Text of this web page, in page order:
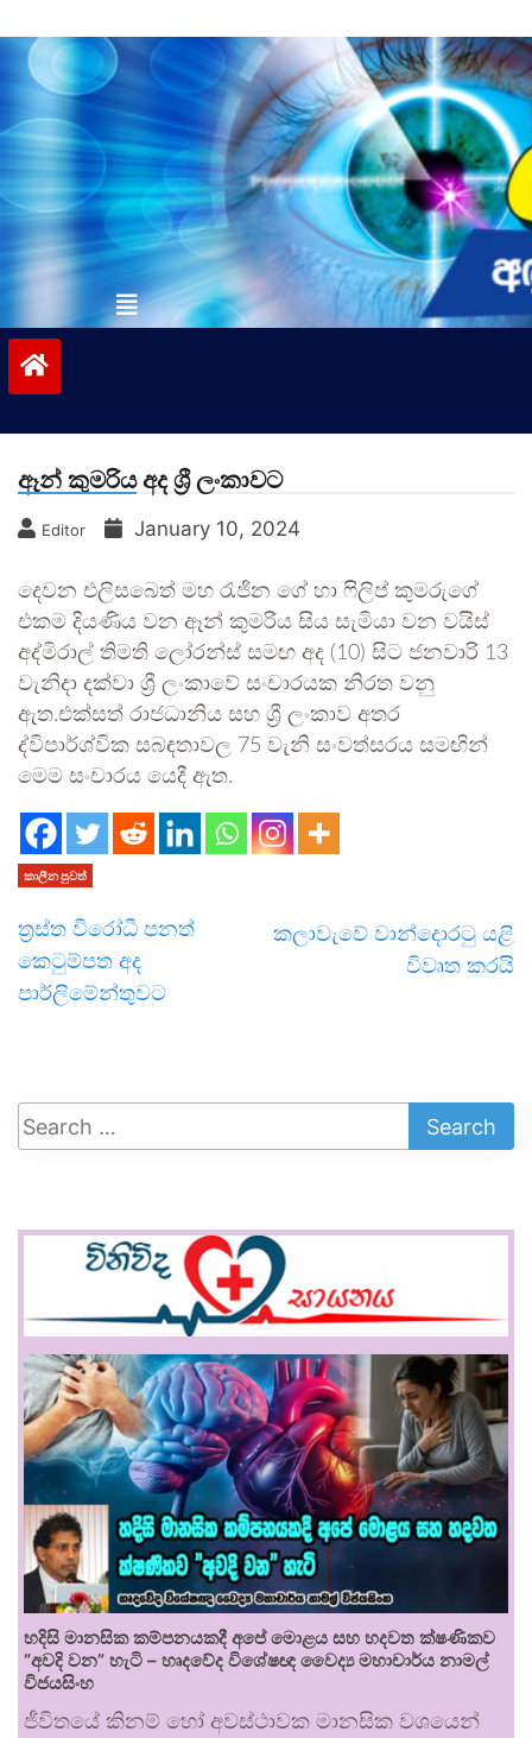
to
contentvinivida.lk
ඈන් කුමරිය අද ශ්‍රී ලංකාවට
Editor January 10, 2024
දෙවන එලිසබෙත් මහ රැජින ගේ හා ෆිලිප් කුමරුගේ
එකම දියණිය වන ඈන් කුමරිය සිය සැමියා වන වයිස්
අද්මිරාල් තිමති ලෝරන්ස් සමඟ අද (10) සිට ජනවාරි 13
වැනිදා දක්වා ශ්‍රී ලංකාවේ සංචාරයක නිරත වනු
ඇත.එක්සත් රාජධානිය සහ ශ්‍රී ලංකාව අතර
ද්විපාර්ශ්වික සබඳතාවල 75 වැනි සංවත්සරය සමඟින්
මෙම සංචාරය යෙදී ඇත.
කාලීන පුවත්
ත්‍රස්ත වීරෝධී පනත්
කෙටුම්පත අද
පාර්ලිමේන්තුවට
කලාවැවේ වාන්දොරටු යළි
විවෘත කරයි
හදිසි මානසික කම්පනයකදී අපේ මොළය සහ හදවත ක්ෂණිකව
“අවදි වන” හැටි – හෘදවේද විශේෂඥ වෛද්‍ය මහාචාර්ය නාමල්
විජයසිංහ
ජීවිතයේ කිනම් හෝ අවස්ථාවක මානසික වශයෙන්